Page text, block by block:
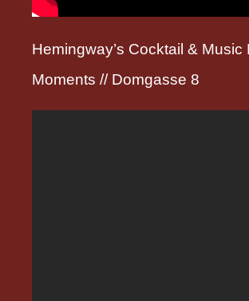
Hemingway’s Cocktail & Music
Moments // Domgasse 8